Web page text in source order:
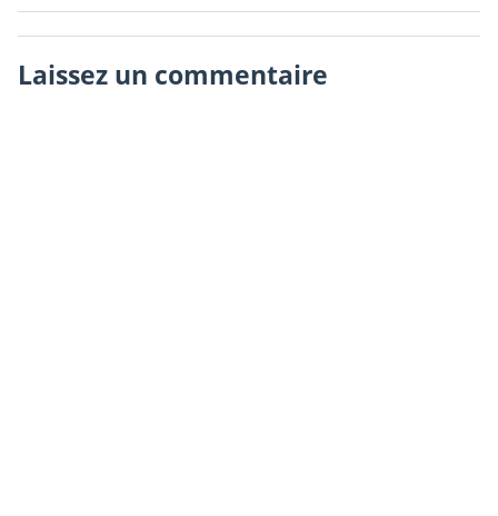
Laissez un commentaire